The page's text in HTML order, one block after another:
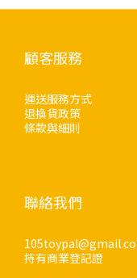
顧客服務
運送服務方式
退換貨政策
條款與細則
聯絡我們
持有商業登記證